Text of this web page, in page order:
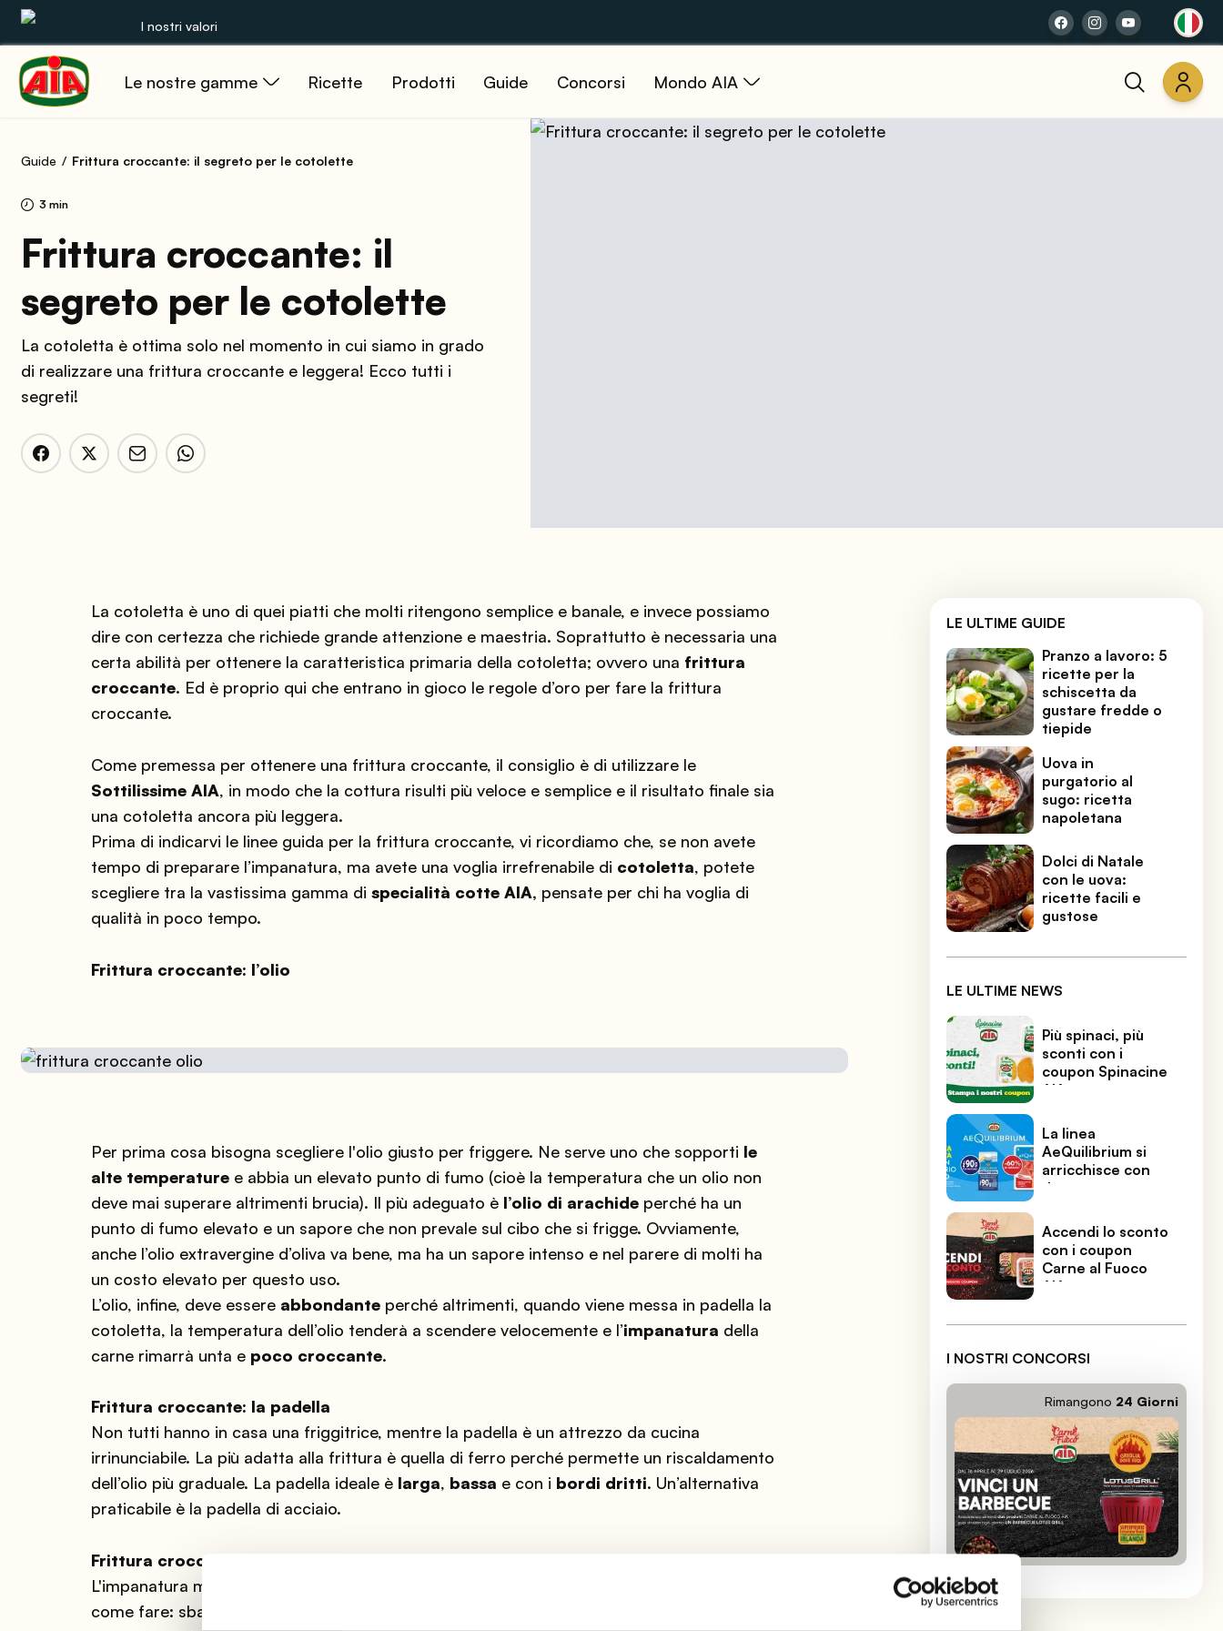
I nostri valori
Le nostre gamme Ricette Prodotti Guide Concorsi Mondo AIA
Le nostre gamme
Guide
Mondo AIA
Guide Frittura croccante: il segreto per le cotolette
3 min
Frittura croccante: il
segreto per le cotolette
La cotoletta è ottima solo nel momento in cui siamo in grado
di realizzare una frittura croccante e leggera! Ecco tutti i
segreti!
La cotoletta è uno di quei piatti che molti ritengono semplice e banale, e invece possiamo
dire con certezza che richiede grande attenzione e maestria. Soprattutto è necessaria una
certa abilità per ottenere la caratteristica primaria della cotoletta; ovvero una frittura
croccante. Ed è proprio qui che entrano in gioco le regole d’oro per fare la frittura
croccante.
Come premessa per ottenere una frittura croccante, il consiglio è di utilizzare le
Sottilissime AIA, in modo che la cottura risulti più veloce e semplice e il risultato finale sia
una cotoletta ancora più leggera.
Prima di indicarvi le linee guida per la frittura croccante, vi ricordiamo che, se non avete
tempo di preparare l’impanatura, ma avete una voglia irrefrenabile di cotoletta, potete
scegliere tra la vastissima gamma di specialità cotte AIA, pensate per chi ha voglia di
qualità in poco tempo.
Frittura croccante: l’olio
Per prima cosa bisogna scegliere l'olio giusto per friggere. Ne serve uno che sopporti le
alte temperaturee abbia un elevato punto di fumo (cioè la temperatura che un olio non
deve mai superare altrimenti brucia). Il più adeguato è l’olio di arachideperché ha un
punto di fumo elevato e un sapore che non prevale sul cibo che si frigge. Ovviamente,
anche l’olio extravergine d’oliva va bene, ma ha un sapore intenso e nel parere di molti ha
un costo elevato per questo uso.
L’olio, infine, deve essere abbondanteperché altrimenti, quando viene messa in padella la
cotoletta, la temperatura dell’olio tenderà a scendere velocemente e l’impanatura della
carne rimarrà unta e poco croccante.
Frittura croccante: la padella
Non tutti hanno in casa una friggitrice, mentre la padella è un attrezzo da cucina
irrinunciabile. La più adatta alla frittura è quella di ferro perché permette un riscaldamento
dell’olio più graduale. La padella ideale è larga, bassa e con i bordi dritti. Un’alternativa
praticabile è la padella di acciaio.
Frittura croccante: l’impanatura
L'impanatura migliore si ottiene usando uova, pangrattato e parmigiano grattugiato. Ecco
come fare: sbattete le uova con un po' di sale, pepe e prezzemolo. Bagnate la carne nelle
LE ULTIME GUIDE
Pranzo a lavoro: 5
ricette per la
schiscetta da
gustare fredde o
tiepide
Uova in
purgatorio al
sugo: ricetta
napoletana
Dolci di Natale
con le uova:
ricette facili e
gustose
LE ULTIME NEWS
Più spinaci, più
sconti con i
coupon Spinacine
AIA
La linea
AeQuilibrium si
arricchisce con
due gustose
Accendi lo sconto
con i coupon
Carne al Fuoco
AIA
I NOSTRI CONCORSI
Rimangono 24 Giorni